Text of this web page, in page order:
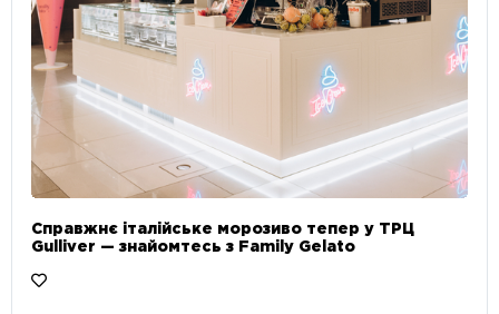
Справжнє італійське морозиво тепер у ТРЦ
Gulliver — знайомтесь з Family Gelato